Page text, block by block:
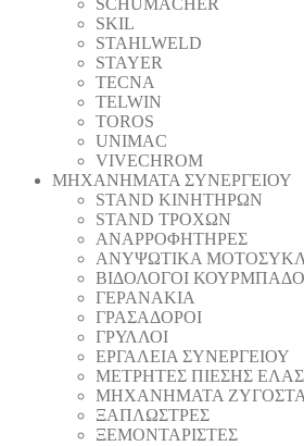
SCHUMACHER
SKIL
STAHLWELD
STAYER
TECNA
TELWIN
TOROS
UNIMAC
VIVECHROM
ΜΗΧΑΝΗΜΑΤΑ ΣΥΝΕΡΓΕΙΟΥ
STAND ΚΙΝΗΤΗΡΩΝ
STAND ΤΡΟΧΩΝ
ΑΝΑΡΡΟΦΗΤΗΡΕΣ
ΑΝΥΨΩΤΙΚΑ
ΒΙΔΟΛΟΓΟΙ
ΓΕΡΑΝΑΚΙΑ
ΓΡΑΣΑΔΟΡΟΙ
ΓΡΥΛΛΟΙ
ΕΡΓΑΛΕΙΑ ΣΥΝΕΡΓΕΙΟΥ
ΜΕΤΡΗΤΕΣ ΠΙΕΣΗΣ
ΜΗΧΑΝΗΜΑΤΑ
ΞΑΠΛΩΣΤΡΕΣ
ΞΕΜΟΝΤΑΡΙΣΤΕΣ